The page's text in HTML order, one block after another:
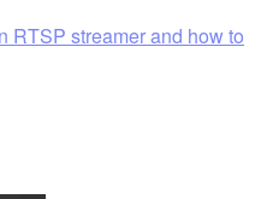
RTSP streamer and how to